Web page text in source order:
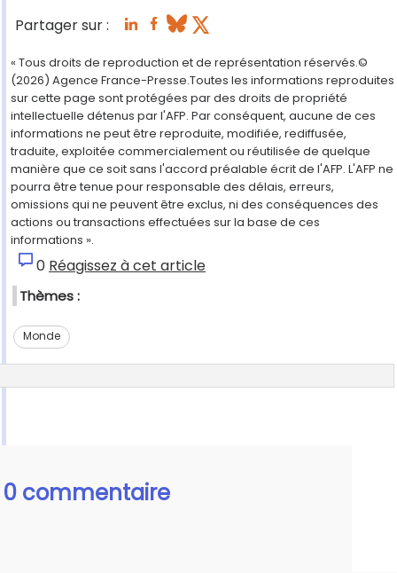
Partager sur :
« Tous droits de reproduction et de représentation réservés.©
(2026) Agence France-Presse.Toutes les informations reproduites
sur cette page sont protégées par des droits de propriété
intellectuelle détenus par l'AFP. Par conséquent, aucune de ces
informations ne peut être reproduite, modifiée, rediffusée,
traduite, exploitée commercialement ou réutilisée de quelque
manière que ce soit sans l'accord préalable écrit de l'AFP. L'AFP ne
pourra être tenue pour responsable des délais, erreurs,
omissions qui ne peuvent être exclus, ni des conséquences des
actions ou transactions effectuées sur la base de ces
informations ».
0 Réagissez à cet article
Thèmes :
Monde
0 commentaire